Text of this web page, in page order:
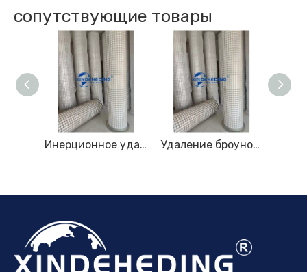
сопутствующие товары
Инерционное удаление тумана Удаление броуновского диффузионного тумана